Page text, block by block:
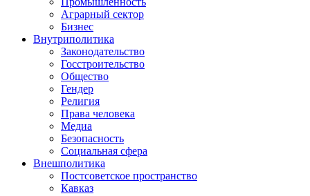
Аграрный сектор
Бизнес
Внутриполитика
Законодательство
Госстроительство
Общество
Гендер
Религия
Права человека
Медиа
Безопасность
Социальная сфера
Внешполитика
Постсоветское пространство
Кавказ